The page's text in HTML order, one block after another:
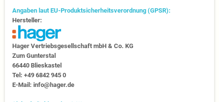
Angaben laut EU-Produktsicherheitsverordnung (GPSR):
Hersteller:
Hager Vertriebs­ge­sell­schaft mbH & Co. KG
Zum Gunter­stal
66440 Blies­kastel
Tel: +49 6842 945 0
E-Mail: info@hager.de